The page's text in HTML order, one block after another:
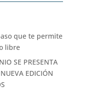
que te permite
libre
SE PRESENTA
EDICIÓN